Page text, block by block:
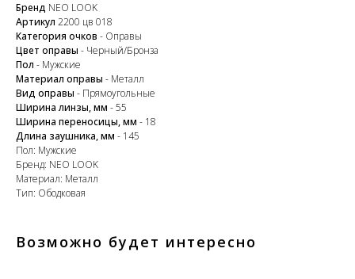
Бренд NEO LOOK
Артикул 2200 цв 018
Категория очков - Оправы
Цвет оправы - Черный/Бронза
Пол - Мужские
Материал оправы - Металл
Вид оправы - Прямоугольные
Ширина линзы, мм - 55
Ширина переносицы, мм - 18
Длина заушника, мм - 145
Пол: Мужские
Бренд: NEO LOOK
Материал: Металл
Тип: Ободковая
Возможно будет интересно
Закажите обратный
звонок
+7